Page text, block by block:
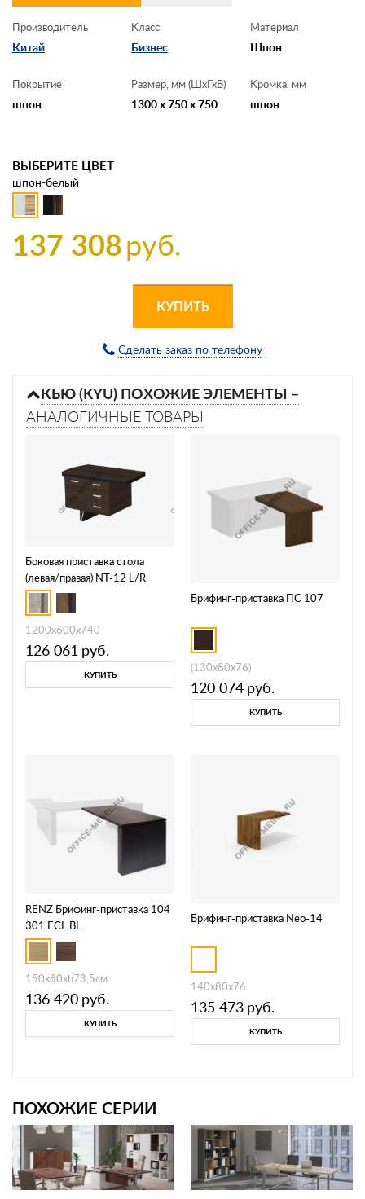
Производитель
Китай
Класс
Бизнес
Материал
Шпон
Покрытие
шпон
Размер, мм (ШхГхВ)
1300 x 750 x 750
Кромка, мм
шпон
ВЫБЕРИТЕ ЦВЕТ
шпон-белый
137 308руб.
КУПИТЬ
Сделать заказ по телефону
КЬЮ (KYU) ПОХОЖИЕ ЭЛЕМЕНТЫ –
АНАЛОГИЧНЫЕ ТОВАРЫ
Боковая приставка стола
(левая/правая) NT-12 L/R
1200х600х740
126 061 руб.
КУПИТЬ
Брифинг-приставка ПС 107
(130x80x76)
120 074 руб.
КУПИТЬ
RENZ Брифинг-приставка 104
301 ECL BL
150x80xh73,5см
136 420 руб.
КУПИТЬ
Брифинг-приставка Neo-14
140х80х76
135 473 руб.
КУПИТЬ
ПОХОЖИЕ СЕРИИ